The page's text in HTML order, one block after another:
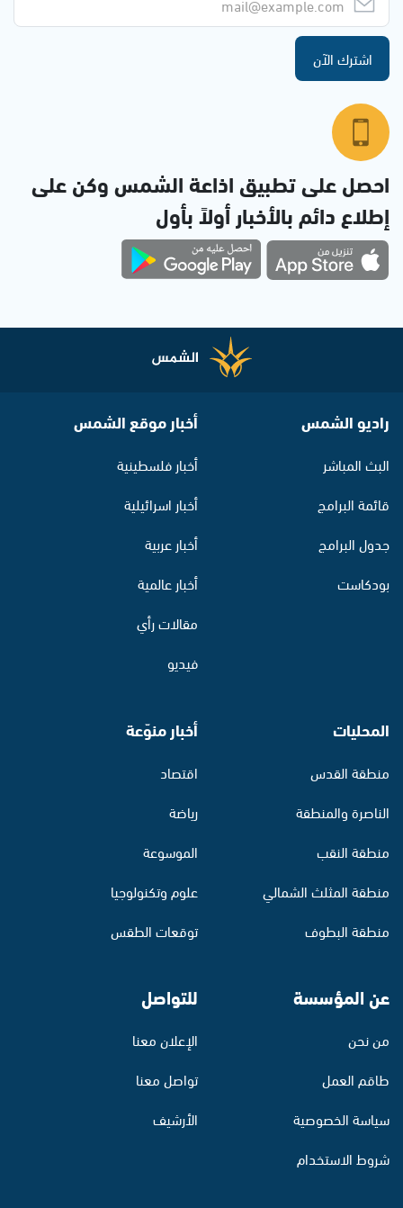
اشترك الآن
احصل على تطبيق اذاعة الشمس وكن على
إطلاع دائم بالأخبار أولاً بأول
راديو الشمس
البث المباشر
قائمة البرامج
جدول البرامج
بودكاست
أخبار موقع الشمس
أخبار فلسطينية
أخبار اسرائيلية
أخبار عربية
أخبار عالمية
مقالات رأي
فيديو
المحليات
منطقة القدس
الناصرة والمنطقة
منطقة النقب
منطقة المثلث الشمالي
منطقة البطوف
أخبار منوّعة
اقتصاد
رياضة
الموسوعة
علوم وتكنولوجيا
توقعات الطقس
عن المؤسسة
من نحن
طاقم العمل
سياسة الخصوصية
شروط الاستخدام
للتواصل
الإعلان معنا
تواصل معنا
الأرشيف